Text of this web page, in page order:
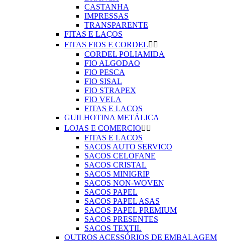
CASTANHA
IMPRESSAS
TRANSPARENTE
FITAS E LAÇOS
FITAS FIOS E CORDEL 
CORDEL POLIAMIDA
FIO ALGODAO
FIO PESCA
FIO SISAL
FIO STRAPEX
FIO VELA
FITAS E LACOS
GUILHOTINA METÁLICA
LOJAS E COMERCIO 
FITAS E LACOS
SACOS AUTO SERVICO
SACOS CELOFANE
SACOS CRISTAL
SACOS MINIGRIP
SACOS NON-WOVEN
SACOS PAPEL
SACOS PAPEL ASAS
SACOS PAPEL PREMIUM
SACOS PRESENTES
SACOS TEXTIL
OUTROS ACESSÓRIOS DE EMBALAGEM